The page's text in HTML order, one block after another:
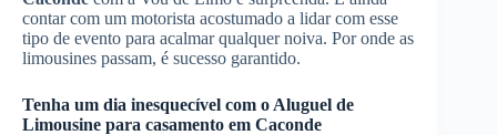
contar com um motorista acostumado a lidar com esse
tipo de evento para acalmar qualquer noiva. Por onde as
limousines passam, é sucesso garantido.
Tenha um dia inesquecível com o Aluguel de
Limousine para casamento em Caconde